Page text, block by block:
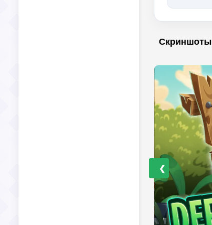
Скриншоты
❮